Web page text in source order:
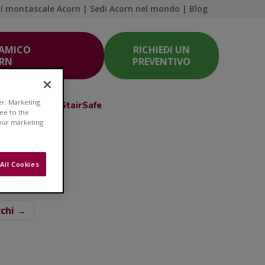
I montascale Acorn | Sedi Acorn nel mondo | Blog
RICHIEDI UN
PREVENTIVO
Acorn Club StairSafe
salute
→
Marketing
to the
marketing
Cookies